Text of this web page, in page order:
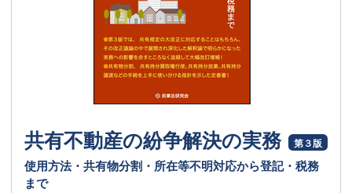
共有不動産の紛争解決の実務 第３版
使用方法・共有物分割・所在等不明対応から登記・税務
まで